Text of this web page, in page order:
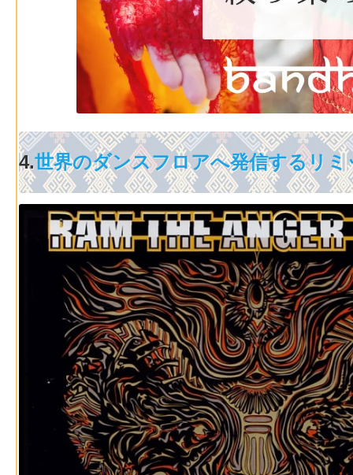
4.世界のダンスフロアへ発信するリ